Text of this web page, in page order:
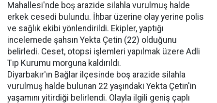
Mahallesi'nde boş arazide silahla vurulmuş halde
erkek cesedi bulundu. İhbar üzerine olay yerine polis
ve sağlık ekibi yönlendirildi. Ekipler, yaptığı
incelemede şahsın Yekta Çetin (22) olduğunu
belirledi. Ceset, otopsi işlemleri yapılmak üzere Adli
Tıp Kurumu morguna kaldırıldı.
Diyarbakır'ın Bağlar ilçesinde boş arazide silahla
vurulmuş halde bulunan 22 yaşındaki Yekta Çetin'in
yaşamını yitirdiği belirlendi. Olayla ilgili geniş çaplı